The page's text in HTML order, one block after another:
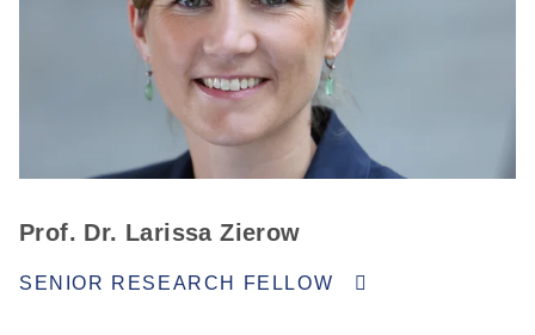
Prof. Dr. Larissa Zierow
SENIOR RESEARCH FELLOW